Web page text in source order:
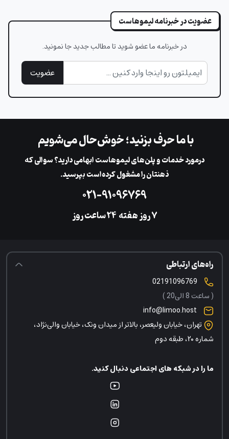
عضویت در خبرنامه لیموهاست
در خبرنامه ما عضو شوید تا مطالب جدید جا نمونید.
عضویت
با ما حرف بزنید؛ خوش‌حال می‌شویم
در‌مورد خدمات و پلن‌های لیمو‌هاست ابهامی دارید؟ سوالی که
ذهنتان را مشغول کرده‌است بپرسید.
۰۲۱-۹۱۰۹۶۷۶۹
۷ روز هفته ‌۲۴ ساعت روز
راه‌های ارتباطی
( ساعت 8 الی20 )
info@limoo.host
تهران، خیابان ولیعصر، بالاتر از میدان ونک، خیابان والی‌نژاد،
شماره ۲۰، طبقه دوم
ما را در شبکه های اجتماعی دنبال کنید.